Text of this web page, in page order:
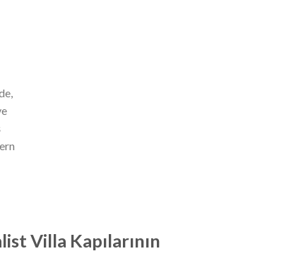
Villa Kapılarının